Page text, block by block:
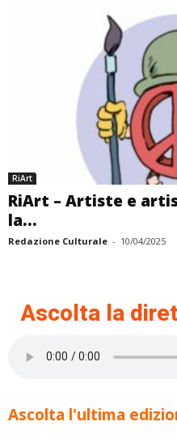
RiArt
RiArt – Artiste e
la...
Redazione Culturale - 10/04/2025
Ascolta la
Ascolta l'ultima